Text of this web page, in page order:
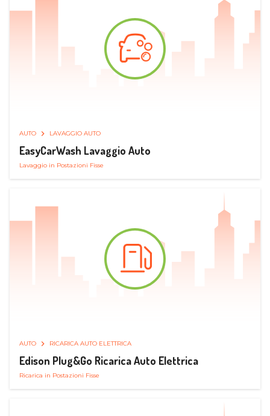
AUTO LAVAGGIO AUTO
EasyCarWash Lavaggio Auto
Lavaggio in Postazioni Fisse
AUTO RICARICA AUTO ELETTRICA
Edison Plug&Go Ricarica Auto Elettrica
Ricarica in Postazioni Fisse